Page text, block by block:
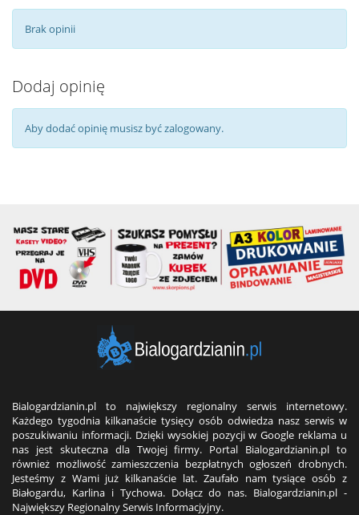
Brak opinii
Dodaj opinię
Aby dodać opinię musisz być zalogowany.
Bialogardzianin.pl to największy regionalny serwis internetowy.
Każdego tygodnia kilkanaście tysięcy osób odwiedza nasz serwis w
poszukiwaniu informacji. Dzięki wysokiej pozycji w Google reklama u
nas jest skuteczna dla Twojej firmy. Portal Bialogardzianin.pl to
również możliwość zamieszczenia bezpłatnych ogłoszeń drobnych.
Jesteśmy z Wami już kilkanaście lat. Zaufało nam tysiące osób z
Białogardu, Karlina i Tychowa. Dołącz do nas. Bialogardzianin.pl -
Największy Regionalny Serwis Informacjyjny.